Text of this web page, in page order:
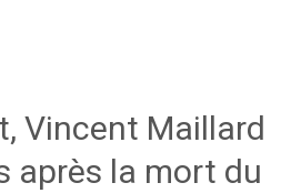
Vincent Maillard
après la mort du